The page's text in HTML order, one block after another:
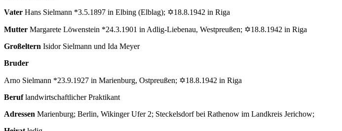
Vater Hans Sielmann *3.5.1897 in Elbing (Elblag); ✡18.8.1942 in Riga
Mutter Margarete Löwenstein *24.3.1901 in Adlig-Liebenau, Westpreußen; ✡18.8.1942 in Riga
Großeltern Isidor Sielmann und Ida Meyer
Bruder
Arno Sielmann *23.9.1927 in Marienburg, Ostpreußen; ✡18.8.1942 in Riga
Beruflandwirtschaftlicher Praktikant
Adressen Marienburg; Berlin, Wikinger Ufer 2; Steckelsdorf bei Rathenow im Landkreis Jerichow;